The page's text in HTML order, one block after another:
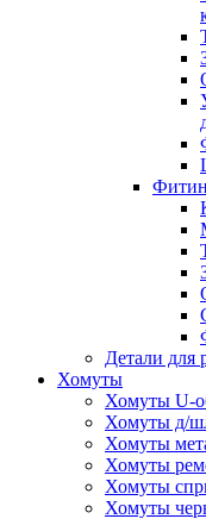
Детали для
Хомуты
Хомуты U-
Хомуты д/
Хомуты
Хомуты
Хомуты
Хомуты